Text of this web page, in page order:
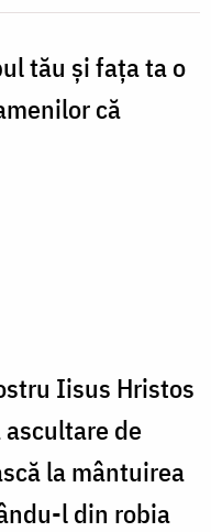
tău și fața ta o
că
Iisus Hristos
ascultare de
la mântuirea
l din robia